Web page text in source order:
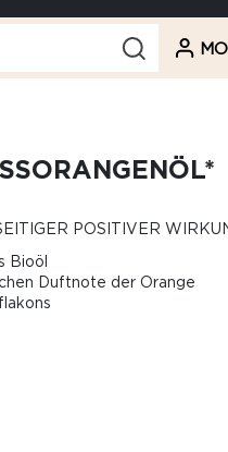
POSITIVER
Bioöl
Duftnote der Orange